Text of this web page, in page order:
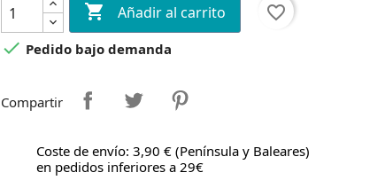
 Añadir al carrito
favorite_border
 Pedido bajo demanda
Compartir
Coste de envío: 3,90 € (Península y Baleares)
en pedidos inferiores a 29€